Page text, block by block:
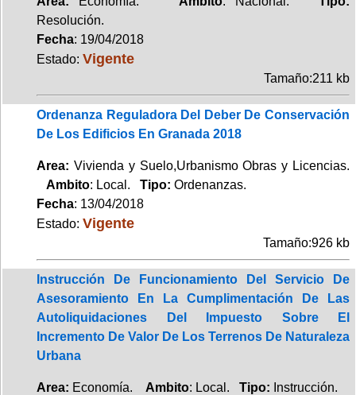
Resolución.
Fecha: 19/04/2018
Estado: Vigente
Tamaño:211 kb
Ordenanza Reguladora Del Deber De Conservación
De Los Edificios En Granada 2018
Area: Vivienda y Suelo,Urbanismo Obras y Licencias.
Ambito: Local. Tipo: Ordenanzas.
Fecha: 13/04/2018
Estado: Vigente
Tamaño:926 kb
Instrucción De Funcionamiento Del Servicio De
Asesoramiento En La Cumplimentación De Las
Autoliquidaciones Del Impuesto Sobre El
Incremento De Valor De Los Terrenos De Naturaleza
Urbana
Area: Economía. Ambito: Local. Tipo: Instrucción.